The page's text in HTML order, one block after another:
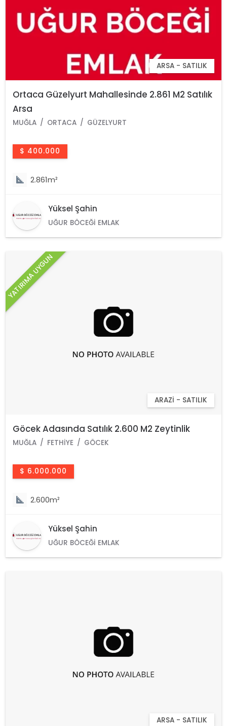
ARSA - SATILIK
Ortaca Güzelyurt Mahallesinde 2.861 M2 Satılık
Arsa
MUĞLA ORTACA GÜZELYURT
$ 400.000
2.861m²
Yüksel Şahin
UĞUR BÖCEĞI EMLAK
YATIRIMA UYGUN
ARAZI - SATILIK
Göcek Adasında Satılık 2.600 M2 Zeytinlik
MUĞLA FETHIYE GÖCEK
$ 6.000.000
2.600m²
Yüksel Şahin
UĞUR BÖCEĞI EMLAK
ARSA - SATILIK